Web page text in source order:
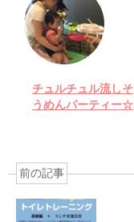
チュルチュル流しそ
うめんパーティー☆
前の記事